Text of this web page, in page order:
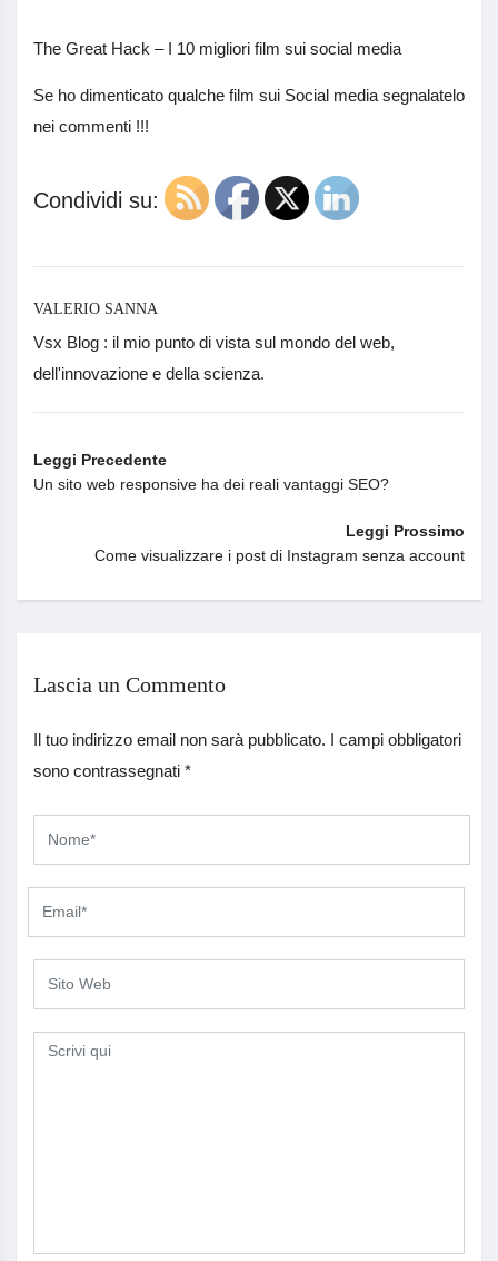
The Great Hack – I 10 migliori film sui social media
Se ho dimenticato qualche film sui Social media segnalatelo
nei commenti !!!
Condividi su:
VALERIO SANNA
Vsx Blog : il mio punto di vista sul mondo del web,
dell'innovazione e della scienza.
Leggi Precedente
Un sito web responsive ha dei reali vantaggi SEO?
Leggi Prossimo
Come visualizzare i post di Instagram senza account
Lascia un Commento
Il tuo indirizzo email non sarà pubblicato. I campi obbligatori
sono contrassegnati *